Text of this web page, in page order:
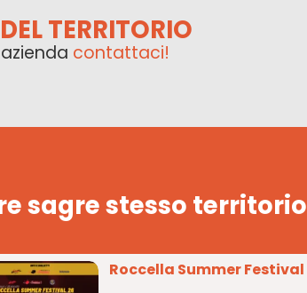
TERRITORIO
contattaci!
sagre stesso territorio
Roccella Summer Festival